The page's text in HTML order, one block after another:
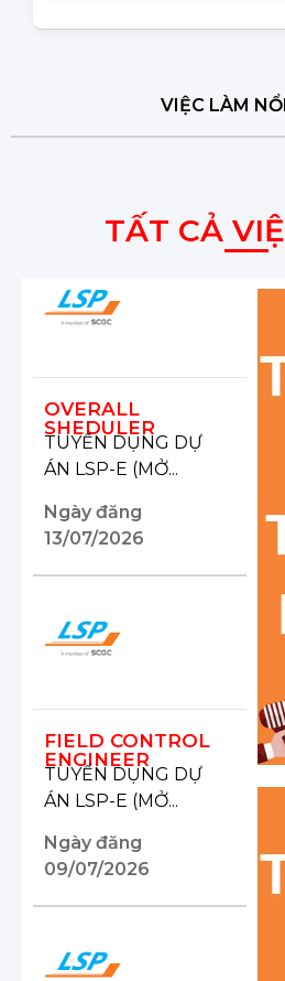
VIỆC LÀM
TẤT CẢ
OVERALL
SHEDULER
TUYỂN DỤNG DỰ
ÁN LSP-E (MỞ...
Ngày đăng
13/07/2026
FIELD CONTROL
ENGINEER
TUYỂN DỤNG DỰ
ÁN LSP-E (MỞ...
Ngày đăng
09/07/2026